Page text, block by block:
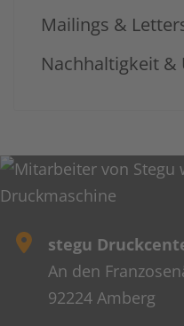
Mailings &
Nachhaltigkeit
stegu
An den
92224 Amberg